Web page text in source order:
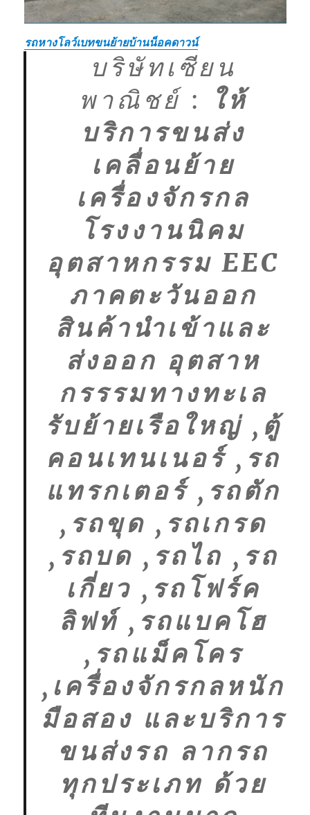
รถหางโลว์เบทขนย้ายบ้านน็อคดาวน์
บริษัทเซียน
พาณิชย์ :
ให้
บริการขนส่ง
เคลื่อนย้าย
เครื่องจักรกล
โรงงานนิคม
อุตสาหกรรม EEC
ภาคตะวันออก
สินค้านำเข้าและ
ส่งออก อุตสาห
กรรรมทางทะเล
รับย้ายเรือใหญ่ ,ตู้
คอนเทนเนอร์ ,รถ
แทรกเตอร์ ,รถตัก
,รถขุด ,รถเกรด
,รถบด ,รถไถ ,รถ
เกี่ยว ,รถโฟร์ค
ลิฟท์ ,รถแบคโฮ
,รถแม็คโคร
,เครื่องจักรกลหนัก
มือสอง และบริการ
ขนส่งรถ ลากรถ
ทุกประเภท ด้วย